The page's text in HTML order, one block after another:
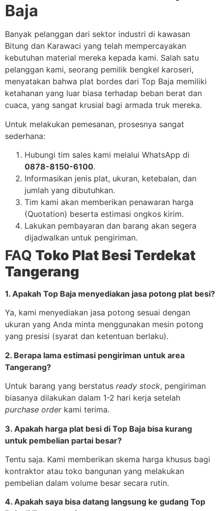
Baja
Banyak pelanggan dari sektor industri di kawasan
Bitung dan Karawaci yang telah mempercayakan
kebutuhan material mereka kepada kami. Salah satu
pelanggan kami, seorang pemilik bengkel karoseri,
menyatakan bahwa plat bordes dari Top Baja memiliki
ketahanan yang luar biasa terhadap beban berat dan
cuaca, yang sangat krusial bagi armada truk mereka.
Untuk melakukan pemesanan, prosesnya sangat
sederhana:
Hubungi tim sales kami melalui WhatsApp di
0878-8150-6100.
Informasikan jenis plat, ukuran, ketebalan, dan
jumlah yang dibutuhkan.
Tim kami akan memberikan penawaran harga
(Quotation) beserta estimasi ongkos kirim.
Lakukan pembayaran dan barang akan segera
dijadwalkan untuk pengiriman.
FAQ Toko Plat Besi Terdekat
Tangerang
1. Apakah Top Baja menyediakan jasa potong plat besi?
Ya, kami menyediakan jasa potong sesuai dengan
ukuran yang Anda minta menggunakan mesin potong
yang presisi (syarat dan ketentuan berlaku).
2. Berapa lama estimasi pengiriman untuk area
Tangerang?
Untuk barang yang berstatus ready stock, pengiriman
biasanya dilakukan dalam 1-2 hari kerja setelah
purchase orderkami terima.
3. Apakah harga plat besi di Top Baja bisa kurang
untuk pembelian partai besar?
Tentu saja. Kami memberikan skema harga khusus bagi
kontraktor atau toko bangunan yang melakukan
pembelian dalam volume besar secara rutin.
4. Apakah saya bisa datang langsung ke gudang Top